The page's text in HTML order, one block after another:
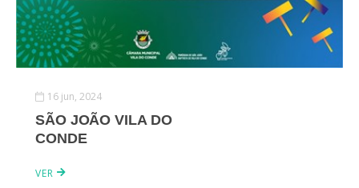
16 jun, 2024
SÃO JOÃO VILA DO
CONDE
VER